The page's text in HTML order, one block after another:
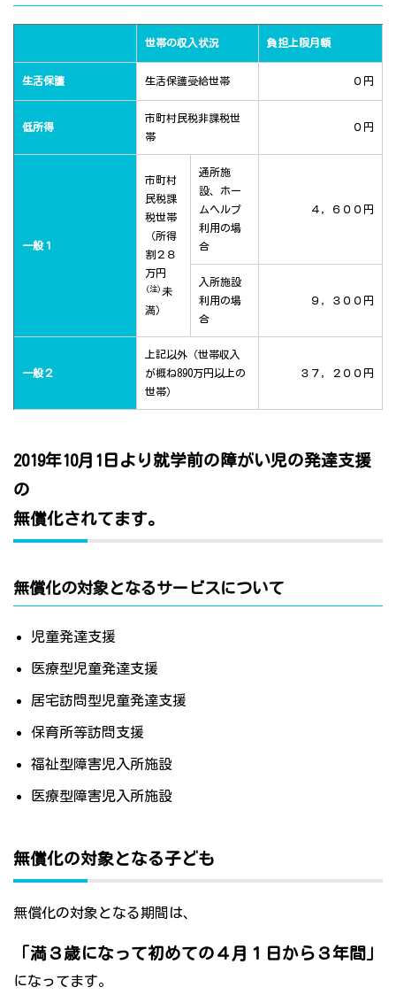
世帯の収入状況 負担上限月額
生活保護 生活保護受給世帯 ０円
低所得
市町村民税非課税世
帯
０円
一般１
市町村
民税課
税世帯
（所得
割２８
万円
(注) 未
満）
通所施
設、ホー
ムヘルプ
利用の場
合
４，６００円
入所施設
利用の場
合
９，３００円
一般２
上記以外（世帯収入
が概ね890万円以上の
世帯）
３７，２００円
2019年10月1日より就学前の障がい児の発達支援
の
無償化されてます。
無償化の対象となるサービスについて
児童発達支援
医療型児童発達支援
居宅訪問型児童発達支援
保育所等訪問支援
福祉型障害児入所施設
医療型障害児入所施設
無償化の対象となる子ども
無償化の対象となる期間は、
「満３歳になって初めての４月１日から３年間」
になってます。